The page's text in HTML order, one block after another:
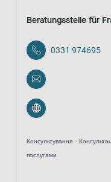
Beratungsstelle für
0331 974695
Консультування
послугами